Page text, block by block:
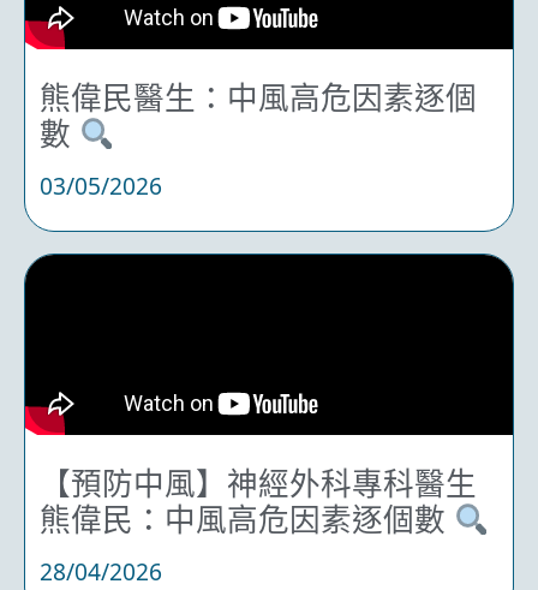
熊偉民醫生：中風高危因素逐個
數
03/05/2026
【預防中風】神經外科專科醫生
熊偉民：中風高危因素逐個數
28/04/2026